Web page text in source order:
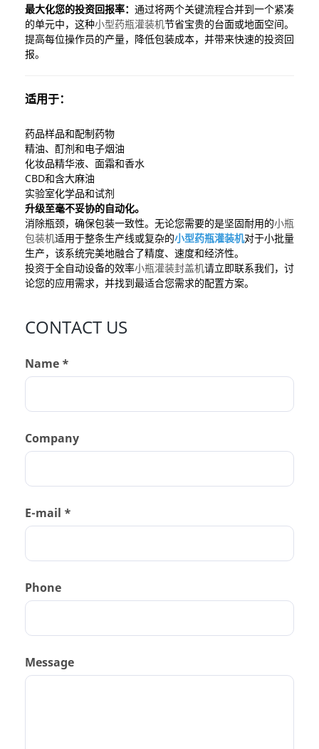
最大化您的投资回报率： 通过将两个关键流程合并到一个紧凑
的单元中，这种小型药瓶灌装机节省宝贵的台面或地面空间。
提高每位操作员的产量，降低包装成本，并带来快速的投资回
报。
适用于：
药品样品和配制药物
精油、酊剂和电子烟油
化妆品精华液、面霜和香水
CBD和含大麻油
实验室化学品和试剂
升级至毫不妥协的自动化。
消除瓶颈，确保包装一致性。无论您需要的是坚固耐用的小瓶
包装机适用于整条生产线或复杂的小型药瓶灌装机对于小批量
生产，该系统完美地融合了精度、速度和经济性。
投资于全自动设备的效率小瓶灌装封盖机请立即联系我们，讨
论您的应用需求，并找到最适合您需求的配置方案。
CONTACT US
Name *
Company
E-mail *
Phone
Message